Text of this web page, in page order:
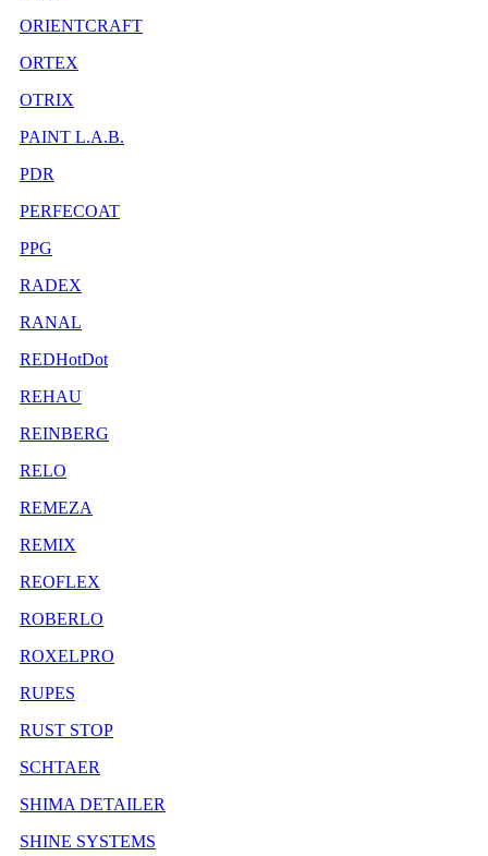
ORIENTCRAFT
ORTEX
OTRIX
PAINT L.A.B.
PDR
PERFECOAT
PPG
RADEX
RANAL
REDHotDot
REHAU
REINBERG
RELO
REMEZA
REMIX
REOFLEX
ROBERLO
ROXELPRO
RUPES
RUST STOP
SCHTAER
SHIMA DETAILER
SHINE SYSTEMS